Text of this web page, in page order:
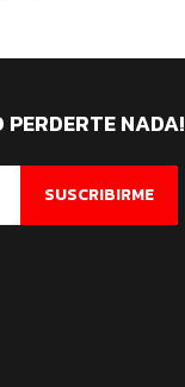
NADA!
SUSCRIBIRME